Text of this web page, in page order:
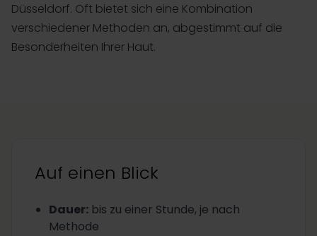
Düsseldorf. Oft bietet sich eine Kombination
verschiedener Methoden an, abgestimmt auf die
Besonderheiten Ihrer Haut.
Auf einen Blick
Dauer: bis zu einer Stunde, je nach
Methode